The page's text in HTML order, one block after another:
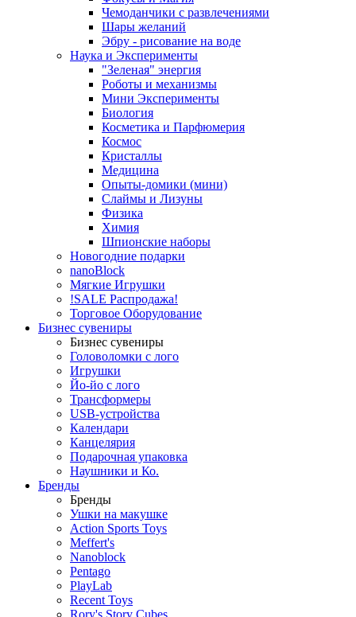
Чемоданчики с развлечениями
Шары желаний
Эбру - рисование на воде
Наука и Эксперименты
"Зеленая" энергия
Роботы и механизмы
Мини Эксперименты
Биология
Косметика и Парфюмерия
Космос
Кристаллы
Медицина
Опыты-домики (мини)
Слаймы и Лизуны
Физика
Химия
Шпионские наборы
Новогодние подарки
nanoBlock
Мягкие Игрушки
!SALE Распродажа!
Торговое Оборудование
Бизнес сувениры
Бизнес сувениры
Головоломки с лого
Игрушки
Йо-йо с лого
Трансформеры
USB-устройства
Календари
Канцелярия
Подарочная упаковка
Наушники и Ко.
Бренды
Бренды
Ушки на макушке
Action Sports Toys
Meffert's
Nanoblock
Pentago
PlayLab
Recent Toys